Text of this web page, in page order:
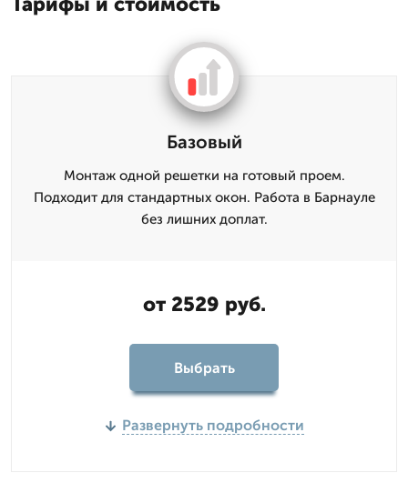
Базовый
Монтаж одной решетки на готовый проем.
Подходит для стандартных окон. Работа в Барнауле
без лишних доплат.
от 2529 руб.
Выбрать
Развернуть подробности